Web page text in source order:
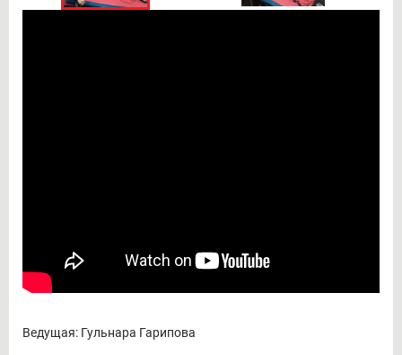
Ведущая: Гульнара Гарипова